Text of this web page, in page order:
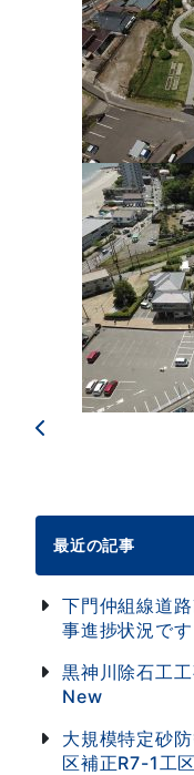
最近の記事
下門仲組線道
事進捗状況です
黒神川除石工
New
大規模特定砂
区補正R7-1工